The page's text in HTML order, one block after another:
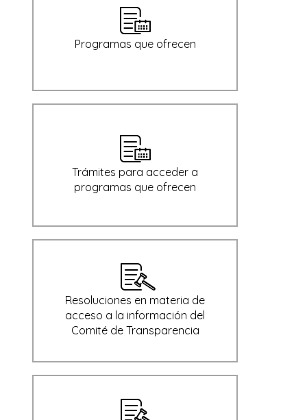
Programas que ofrecen
Trámites para acceder a
programas que ofrecen
Resoluciones en materia de
acceso a la información del
Comité de Transparencia